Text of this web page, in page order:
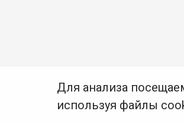
Для анализа
используя файлы